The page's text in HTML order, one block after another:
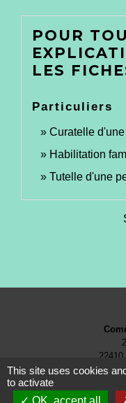
POUR
LES
Particuliers
Curatelle
Habilitation
Tutelle d'une
This site uses cookies
to activate
OK, accept all